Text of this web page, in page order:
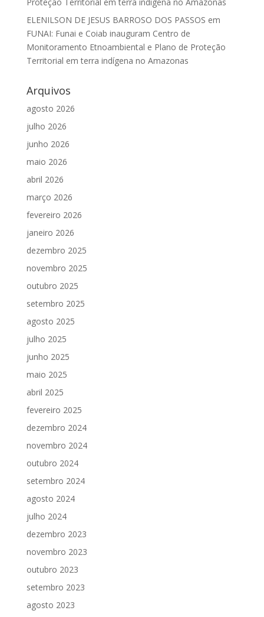
ELENILSON DE JESUS BARROSO DOS PASSOS em
FUNAI: Funai e Coiab inauguram Centro de
Monitoramento Etnoambiental e Plano de Proteção
Territorial em terra indígena no Amazonas
Arquivos
agosto 2026
julho 2026
junho 2026
maio 2026
abril 2026
março 2026
fevereiro 2026
janeiro 2026
dezembro 2025
novembro 2025
outubro 2025
setembro 2025
agosto 2025
julho 2025
junho 2025
maio 2025
abril 2025
fevereiro 2025
dezembro 2024
novembro 2024
outubro 2024
setembro 2024
agosto 2024
julho 2024
dezembro 2023
novembro 2023
outubro 2023
setembro 2023
agosto 2023